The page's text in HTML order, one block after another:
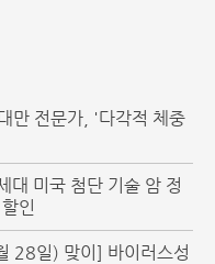
만 전문가, '다각적 체중
대 미국 첨단 기술 암 정
인
28일) 맞이] 바이러스성